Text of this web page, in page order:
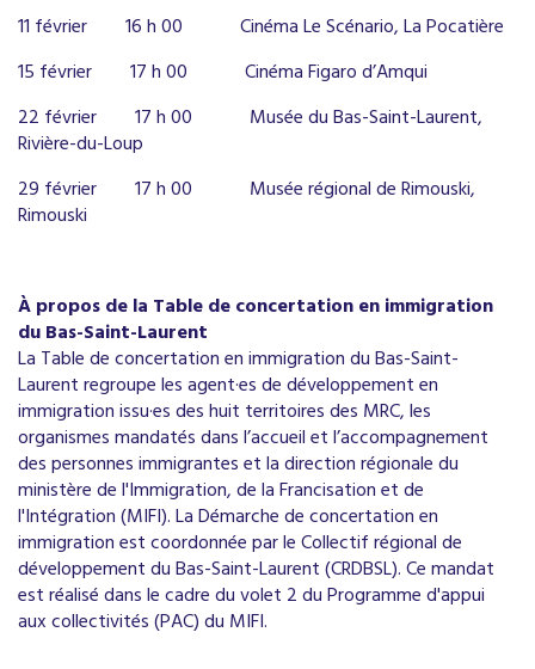
11 février
16 h 00
Cinéma Le Scénario, La Pocatière
15 février
17 h 00
Cinéma Figaro d’Amqui
22 février
17 h 00
Musée du Bas-Saint-Laurent,
Rivière-du-Loup
29 février
17 h 00
Musée régional de Rimouski,
Rimouski
À propos de la Table de concertation en immigration
du Bas-Saint-Laurent
La Table de concertation en immigration du Bas-Saint-
Laurent regroupe les agent·es de développement en
immigration issu·es des huit territoires des MRC, les
organismes mandatés dans l’accueil et l’accompagnement
des personnes immigrantes et la direction régionale du
ministère de l'Immigration, de la Francisation et de
l'Intégration (MIFI). La Démarche de concertation en
immigration est coordonnée par le Collectif régional de
développement du Bas-Saint-Laurent (CRDBSL). Ce mandat
est réalisé dans le cadre du volet 2 du Programme d'appui
aux collectivités (PAC) du MIFI.